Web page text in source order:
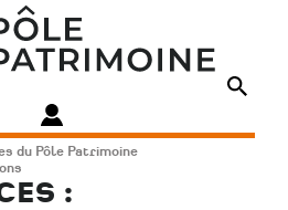
du Pôle Patrimoine
: